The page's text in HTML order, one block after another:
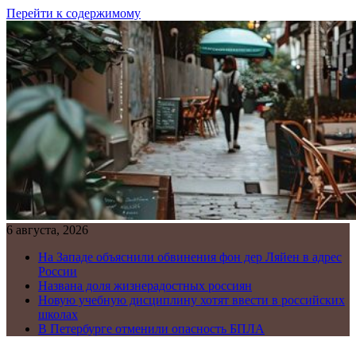
Перейти к содержимому
6 августа, 2026
На Западе объяснили обвинения фон дер Ляйен в адрес
России
Названа доля жизнерадостных россиян
Новую учебную дисциплину хотят ввести в российских
школах
В Петербурге отменили опасность БПЛА